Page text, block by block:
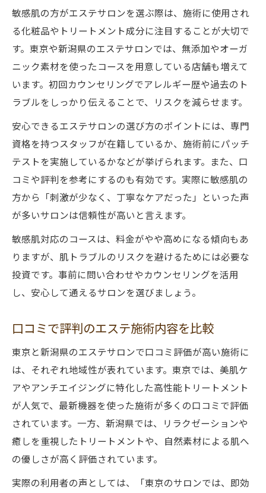
敏感肌の方がエステサロンを選ぶ際は、施術に使用され
る化粧品やトリートメント成分に注目することが大切で
す。東京や新潟県のエステサロンでは、無添加やオーガ
ニック素材を使ったコースを用意している店舗も増えて
います。初回カウンセリングでアレルギー歴や過去のト
ラブルをしっかり伝えることで、リスクを減らせます。
安心できるエステサロンの選び方のポイントには、専門
資格を持つスタッフが在籍しているか、施術前にパッチ
テストを実施しているかなどが挙げられます。また、口
コミや評判を参考にするのも有効です。実際に敏感肌の
方から「刺激が少なく、丁寧なケアだった」といった声
が多いサロンは信頼性が高いと言えます。
敏感肌対応のコースは、料金がやや高めになる傾向もあ
りますが、肌トラブルのリスクを避けるためには必要な
投資です。事前に問い合わせやカウンセリングを活用
し、安心して通えるサロンを選びましょう。
口コミで評判のエステ施術内容を比較
東京と新潟県のエステサロンで口コミ評価が高い施術に
は、それぞれ地域性が表れています。東京では、美肌ケ
アやアンチエイジングに特化した高性能トリートメント
が人気で、最新機器を使った施術が多くの口コミで評価
されています。一方、新潟県では、リラクゼーションや
癒しを重視したトリートメントや、自然素材による肌へ
の優しさが高く評価されています。
実際の利用者の声としては、「東京のサロンでは、即効